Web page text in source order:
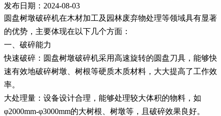
发布日期：2024-08-03
圆盘树墩破碎机在木材加工及园林废弃物处理等领域具有显著
的优势，主要体现在以下几个方面：
一、破碎能力
快速破碎：圆盘树墩破碎机采用高速旋转的圆盘刀具，能够快
速有效地破碎树墩、树根等硬质木质材料，大大提高了工作效
率。
大处理量：设备设计合理，能够处理较大体积的物料，如
φ2000mm-φ3000mm的大树根、树墩等，且破碎效果良好。